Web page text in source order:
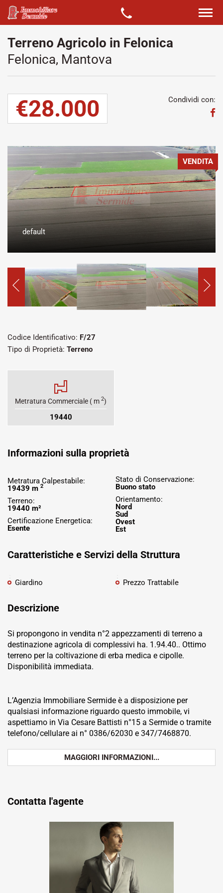
Terreno Agricolo in Felonica
Felonica, Mantova
€28.000 Condividi con:
VENDITA
default
Codice Identificativo: F/27
Tipo di Proprietà: Terreno
Metratura Commerciale ( m 2)
19440
Informazioni sulla proprietà
Metratura Calpestabile:
19439 m 2
Terreno:
19440 m²
Certificazione Energetica:
Esente
Stato di Conservazione:
Buono stato
Orientamento:
Nord
Sud
Ovest
Est
Caratteristiche e Servizi della Struttura
Giardino Prezzo Trattabile
Descrizione
Si propongono in vendita n°2 appezzamenti di terreno a
destinazione agricola di complessivi ha. 1.94.40.. Ottimo
terreno per la coltivazione di erba medica e cipolle.
Disponibilità immediata.
L’Agenzia Immobiliare Sermide è a disposizione per
qualsiasi informazione riguardo questo immobile, vi
aspettiamo in Via Cesare Battisti n°15 a Sermide o tramite
telefono/cellulare ai n° 0386/62030 e 347/7468870.
MAGGIORI INFORMAZIONI...
Contatta l'agente